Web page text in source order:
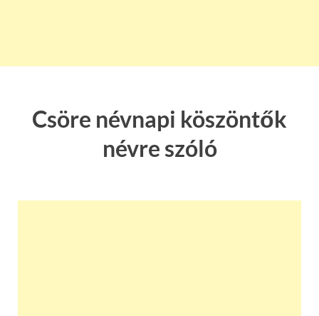
Csöre névnapi köszöntők
névre szóló